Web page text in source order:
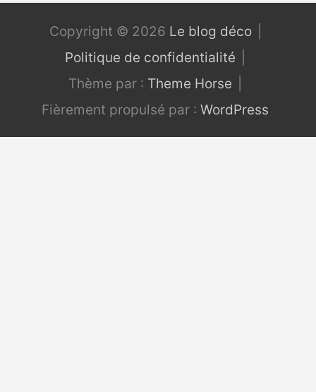
Copyright © 2026 Le blog déco
Politique de confidentialité
Thème par : Theme Horse
Fièrement propulsé par : WordPress